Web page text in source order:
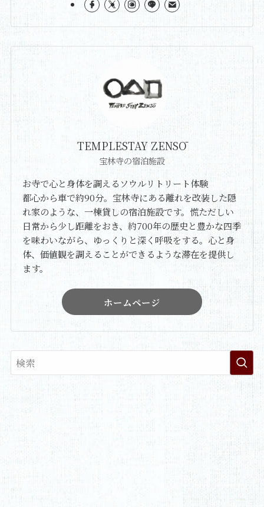
TEMPLESTAY ZENSŌ
宝林寺の宿泊施設
お寺で心と身体を調えるソウルリトリート体験
都心から車で約90分。宝林寺にある離れを改装した隠
れ家のような、一棟貸しの宿泊施設です。慌ただしい
日常から少し距離をおき、約700年の歴史と豊かな四季
を味わいながら、ゆっくりと深く呼吸をする。心と身
体、価値観を調えることができるような滞在を提供し
ます。
ホームページ